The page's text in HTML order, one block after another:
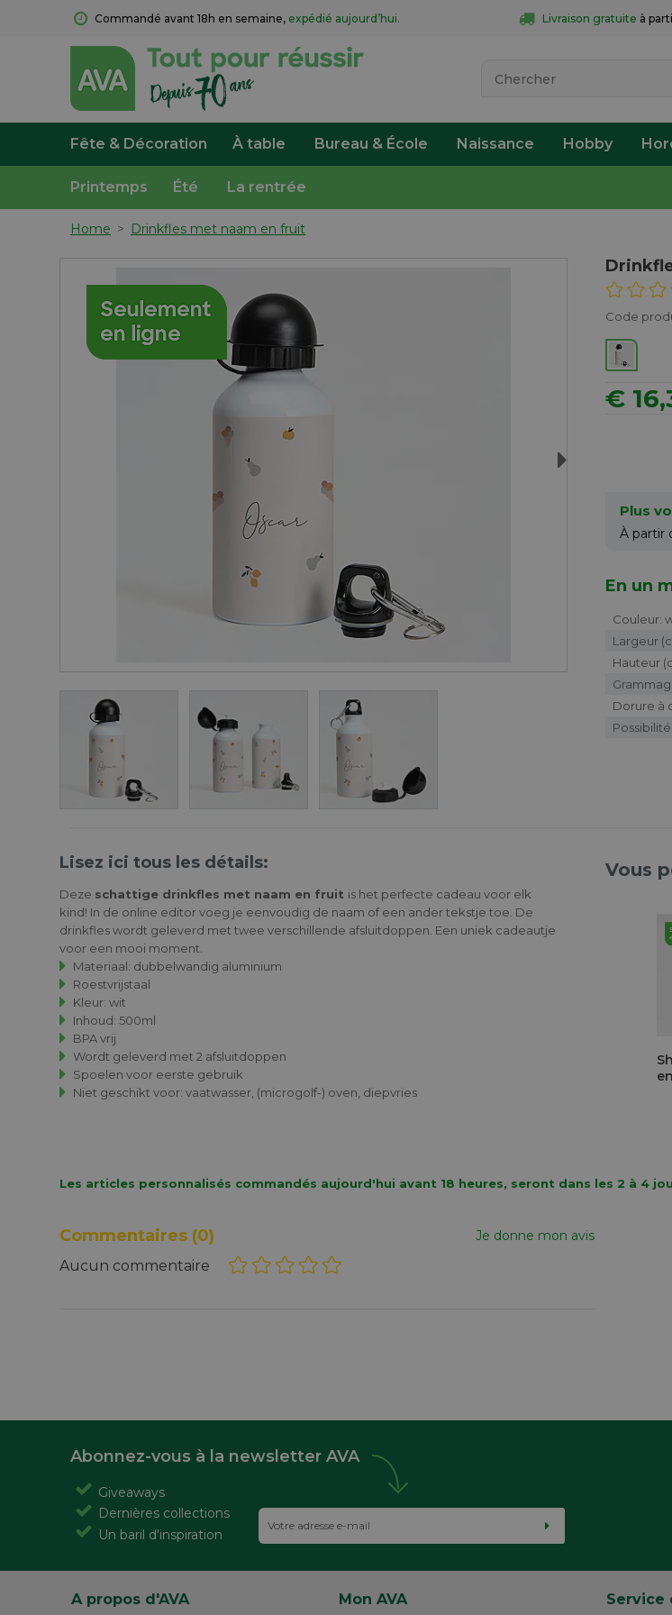
Commandé avant 18h en semaine, expédié aujourd’hui. Livraison gratuite à
Fête & Décoration À table Bureau & École Naissance Hobby
Printemps Été La rentrée
Home > Drinkfles met naam en fruit
Next
Code
€
Plus
À partir
En un
Couleur:
Largeur
Hauteur
Dorure à
Lisez ici tous les détails:
Deze schattige drinkfles met naam en fruit is het perfecte cadeau voor elk
kind! In de online editor voeg je eenvoudig de naam of een ander tekstje toe. De
drinkfles wordt geleverd met twee verschillende afsluitdoppen. Een uniek cadeautje
voor een mooi moment.
Materiaal: dubbelwandig aluminium
Roestvrijstaal
Kleur: wit
Inhoud: 500ml
BPA vrij
Wordt geleverd met 2 afsluitdoppen
Spoelen voor eerste gebruik
Niet geschikt voor: vaatwasser, (microgolf-) oven, diepvries
Vous
Les articles personnalisés commandés aujourd'hui avant 18 heures, seront dans les 2 à 4
Commentaires (0) Je donne mon avis
Aucun commentaire
Abonnez-vous à la newsletter AVA
Giveaways
Dernières collections
Un baril d'inspiration
A propos d'AVA Mon AVA Service